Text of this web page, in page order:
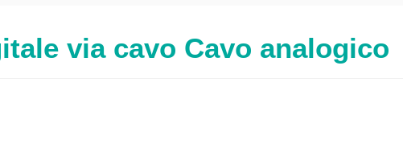
via cavo Cavo analogico